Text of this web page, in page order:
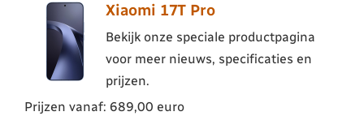
Xiaomi 17T Pro
Bekijk onze speciale productpagina
voor meer nieuws, specificaties en
prijzen.
Prijzen vanaf: 689,00 euro